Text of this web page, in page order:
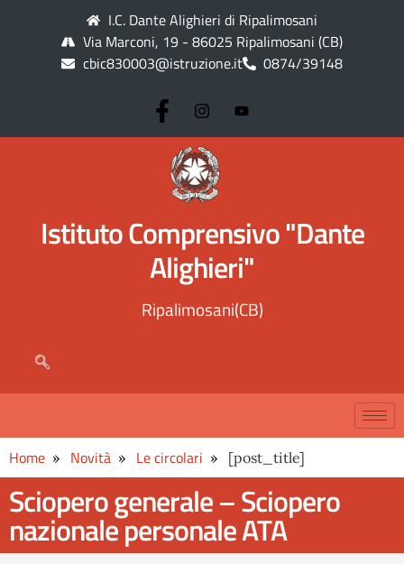
I.C. Dante Alighieri di Ripalimosani
Via Marconi, 19 - 86025 Ripalimosani (CB)
cbic830003@istruzione.it
0874/39148
Istituto Comprensivo "Dante
Alighieri"
Ripalimosani(CB)
Home Novità Le circolari [post_title]
Sciopero generale – Sciopero
nazionale personale ATA